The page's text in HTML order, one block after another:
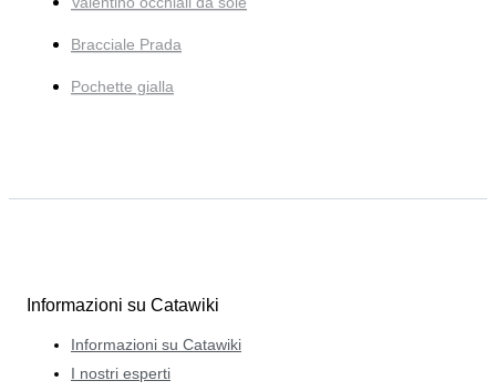
Bracciale Prada
Pochette gialla
Informazioni su Catawiki
Informazioni su Catawiki
I nostri esperti